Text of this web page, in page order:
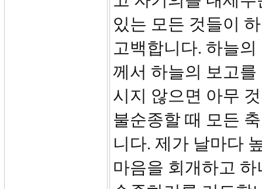
있는 모든 것들이
고백합니다. 하늘
께서 하늘의 보고
시지 않으면 아무
불순종할 때 모든
니다. 제가 날마다
마음을 회개하고